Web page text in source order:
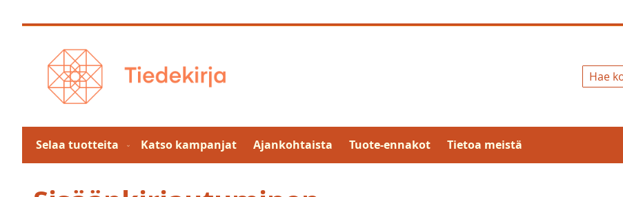
to
Selaa tuotteita Katso kampanjat Ajankohtaista Tuote-ennakot Tietoa meistä